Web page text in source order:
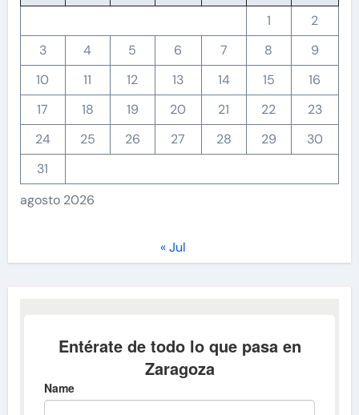
agosto 2026
1
2
3
4 5 6 7 8
9
10
11 12 13 14 15
16
17
18 19 20 21 22
23
24
25 26 27 28 29
30
31
« Jul